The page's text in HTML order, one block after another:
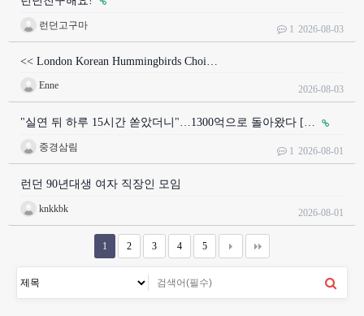
런던고구마 1 2026-08-03
<< London Korean Hummingbirds Choi…
Enne 2026-08-03
"실연 뒤 하루 15시간 쏟았더니"…1300억으로 돌아왔다 […
중경삼림 1 2026-08-01
런던 90년대생 여자 직장인 모임
knkkbk 2026-08-01
1 2 3 4 5